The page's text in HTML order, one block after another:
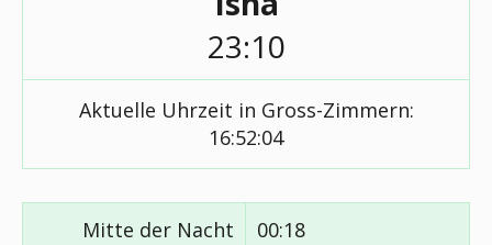
23:10
Aktuelle Uhrzeit in Gross-Zimmern:
16:52:05
Mitte der Nacht 00:18